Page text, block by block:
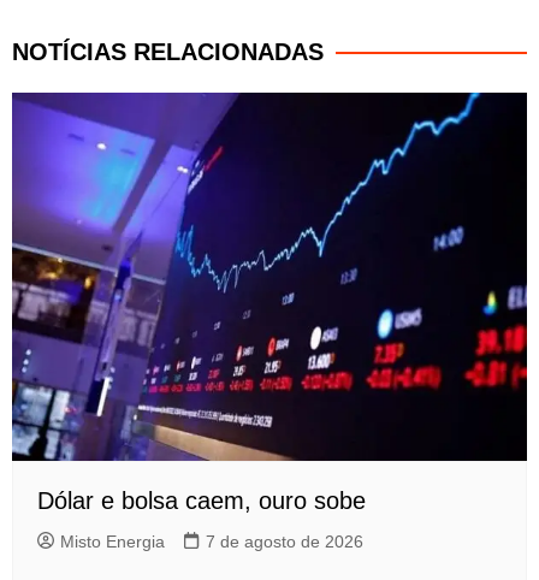
NOTÍCIAS RELACIONADAS
Dólar e bolsa caem, ouro sobe
Misto Energia 7 de agosto de 2026